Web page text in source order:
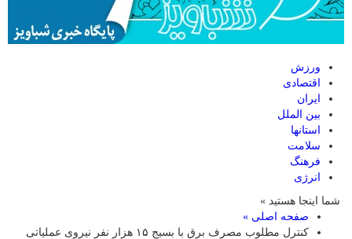
ورزش
اقتصادی
ایران
بین الملل
استانها
سلامت
فرهنگ
انرژی
شما اینجا هستید »
صفحه اصلی »
کنترل مطلوب مصرف برق با بسیج ۱۵ هزار نفر نیروی عملیاتی